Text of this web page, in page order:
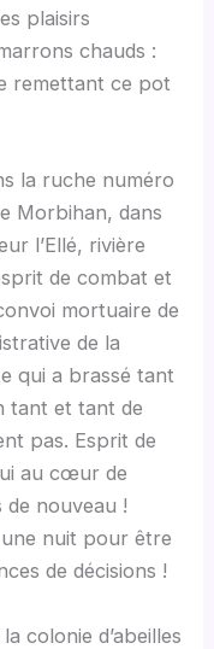
plaisirs
chauds :
remettant ce pot
la ruche numéro
Morbihan, dans
l’Ellé, rivière
de combat et
mortuaire de
de la
qui a brassé tant
tant et tant de
pas. Esprit de
au cœur de
de nouveau !
nuit pour être
de décisions !
colonie d’abeilles